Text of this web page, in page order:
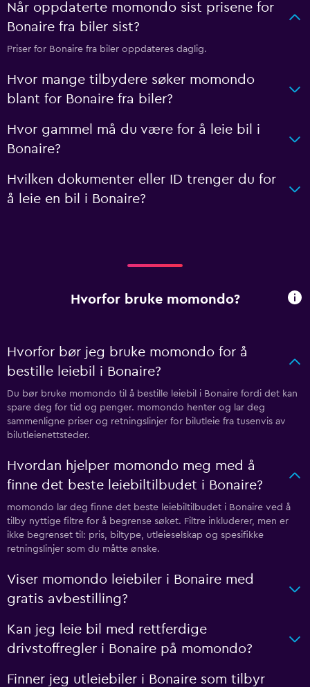
Når oppdaterte momondo sist prisene for
Bonaire fra biler sist?
Priser for Bonaire fra biler oppdateres daglig.
Hvor mange tilbydere søker momondo
blant for Bonaire fra biler?
Hvor gammel må du være for å leie bil i
Bonaire?
Hvilken dokumenter eller ID trenger du for
å leie en bil i Bonaire?
Hvorfor bruke momondo?
Hvorfor bør jeg bruke momondo for å
bestille leiebil i Bonaire?
Du bør bruke momondo til å bestille leiebil i Bonaire fordi det kan
spare deg for tid og penger. momondo henter og lar deg
sammenligne priser og retningslinjer for bilutleie fra tusenvis av
bilutleienettsteder.
Hvordan hjelper momondo meg med å
finne det beste leiebiltilbudet i Bonaire?
momondo lar deg finne det beste leiebiltilbudet i Bonaire ved å
tilby nyttige filtre for å begrense søket. Filtre inkluderer, men er
ikke begrenset til: pris, biltype, utleieselskap og spesifikke
retningslinjer som du måtte ønske.
Viser momondo leiebiler i Bonaire med
gratis avbestilling?
Kan jeg leie bil med rettferdige
drivstoffregler i Bonaire på momondo?
Finner jeg utleiebiler i Bonaire som tilbyr